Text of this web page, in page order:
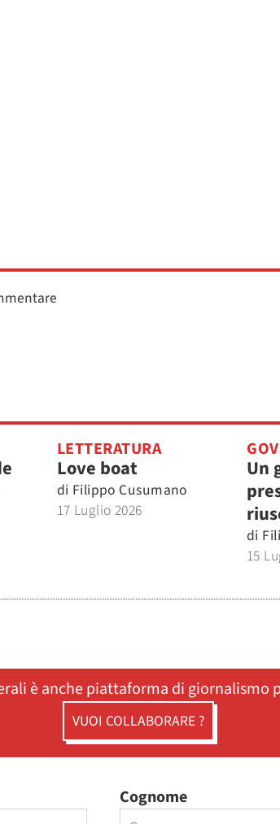
LETTERATURA
Love boat
di Filippo Cusumano
17 Luglio 2026
Un
di
15
è anche piattaforma di giornalismo
VUOI COLLABORARE ?
Cognome